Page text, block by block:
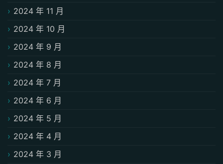
2024 年 11 月
2024 年 10 月
2024 年 9 月
2024 年 8 月
2024 年 7 月
2024 年 6 月
2024 年 5 月
2024 年 4 月
2024 年 3 月